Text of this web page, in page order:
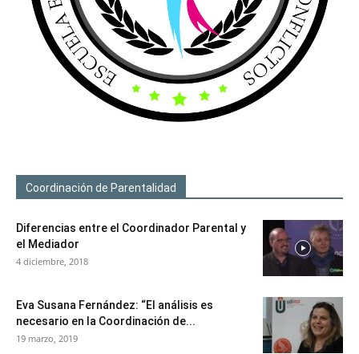
Coordinación de Parentalidad
Diferencias entre el Coordinador Parental y
el Mediador
4 diciembre, 2018
Eva Susana Fernández: “El análisis es
necesario en la Coordinación de...
19 marzo, 2019